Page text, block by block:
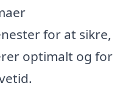
for at sikre,
optimalt og for